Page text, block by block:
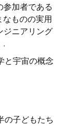
加者である
なものの実用
ジニアリング
.
と宇宙の概念
の子どもたち